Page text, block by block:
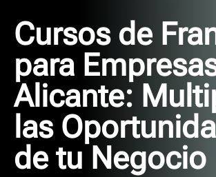
Cursos de
para
Alicante:
las
de tu Negocio